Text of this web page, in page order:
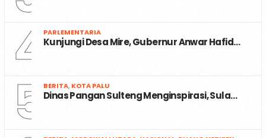
4 PARLEMENTARIA
Kunjungi Desa Mire, Gubernur Anwar Hafid…
5 BERITA, KOTA PALU
Dinas Pangan Sulteng Menginspirasi, Sula…